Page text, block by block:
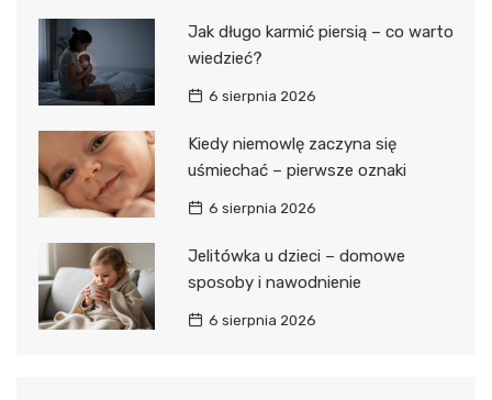
Jak długo karmić piersią – co warto
wiedzieć?
6 sierpnia 2026
Kiedy niemowlę zaczyna się
uśmiechać – pierwsze oznaki
6 sierpnia 2026
Jelitówka u dzieci – domowe
sposoby i nawodnienie
6 sierpnia 2026